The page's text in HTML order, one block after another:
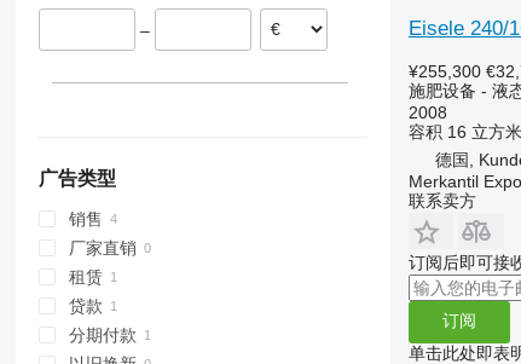
–
广告类型
销售
厂家直销
租赁
贷款
分期付款
Eisele 240/
¥255,300
施肥设备 - 液
2008
容积 16 立方米
德国,
Merkantil
联系卖方
订阅后即可接
订阅
单击此处即表